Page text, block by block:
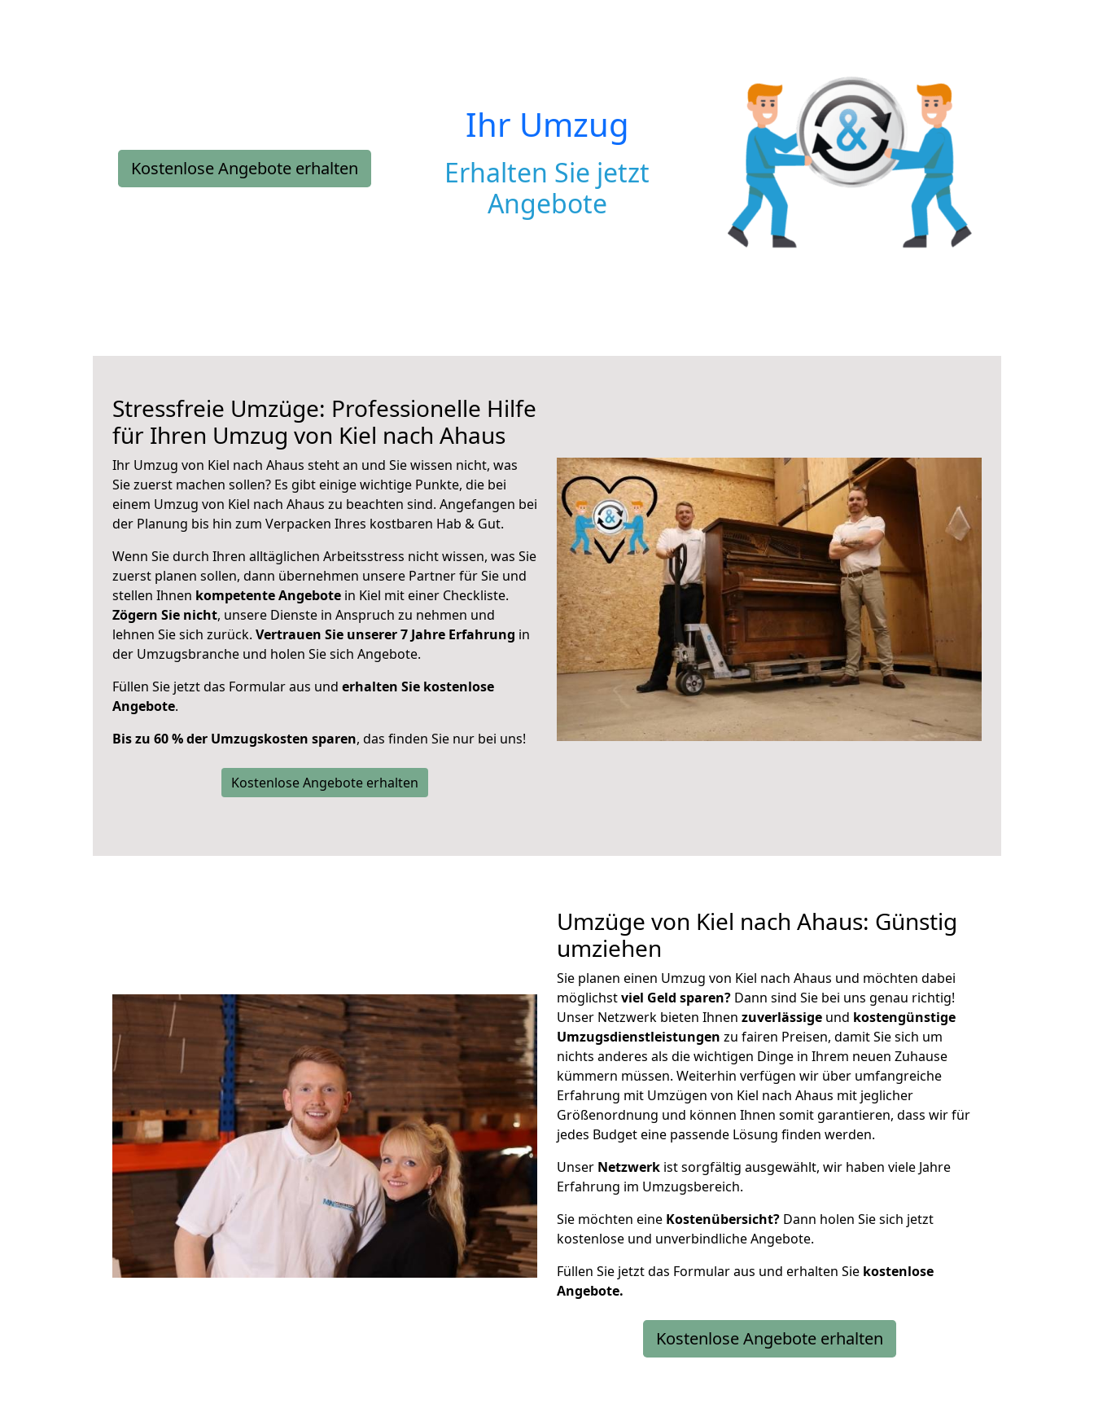
Kostenlose Angebote erhalten
Ihr Umzug
Erhalten Sie jetzt
Angebote
Stressfreie Umzüge: Professionelle Hilfe
für Ihren Umzug von Kiel nach Ahaus
Ihr Umzug von Kiel nach Ahaus steht an und Sie wissen nicht, was
Sie zuerst machen sollen? Es gibt einige wichtige Punkte, die bei
einem Umzug von Kiel nach Ahaus zu beachten sind. Angefangen bei
der Planung bis hin zum Verpacken Ihres kostbaren Hab & Gut.
Wenn Sie durch Ihren alltäglichen Arbeitsstress nicht wissen, was Sie
zuerst planen sollen, dann übernehmen unsere Partner für Sie und
stellen Ihnen kompetente Angebote in Kiel mit einer Checkliste.
Zögern Sie nicht, unsere Dienste in Anspruch zu nehmen und
lehnen Sie sich zurück. Vertrauen Sie unserer 7 Jahre Erfahrung in
der Umzugsbranche und holen Sie sich Angebote.
Füllen Sie jetzt das Formular aus und erhalten Sie kostenlose
Angebote.
Bis zu 60 % der Umzugskosten sparen, das finden Sie nur bei uns!
Kostenlose Angebote erhalten
Umzüge von Kiel nach Ahaus: Günstig
umziehen
Sie planen einen Umzug von Kiel nach Ahaus und möchten dabei
möglichstviel Geld sparen? Dann sind Sie bei uns genau richtig!
Unser Netzwerk bieten Ihnen zuverlässige und kostengünstige
Umzugsdienstleistungen zu fairen Preisen, damit Sie sich um
nichts anderes als die wichtigen Dinge in Ihrem neuen Zuhause
kümmern müssen. Weiterhin verfügen wir über umfangreiche
Erfahrung mit Umzügen von Kiel nach Ahaus mit jeglicher
Größenordnung und können Ihnen somit garantieren, dass wir für
jedes Budget eine passende Lösung finden werden.
Unser Netzwerk ist sorgfältig ausgewählt, wir haben viele Jahre
Erfahrung im Umzugsbereich.
Sie möchten eine Kostenübersicht? Dann holen Sie sich jetzt
kostenlose und unverbindliche Angebote.
Füllen Sie jetzt das Formular aus und erhalten Sie kostenlose
Angebote.
Kostenlose Angebote erhalten